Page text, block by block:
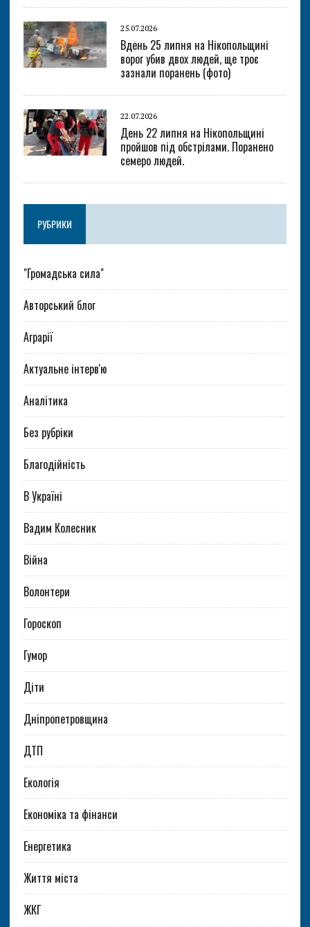
25.07.2026
Вдень 25 липня на Нікопольщині
ворог убив двох людей, ще троє
зазнали поранень (фото)
22.07.2026
День 22 липня на Нікопольщині
пройшов під обстрілами. Поранено
семеро людей.
РУБРИКИ
"Громадська сила"
Авторський блог
Аграрії
Актуальне інтерв'ю
Аналітика
Без рубріки
Благодійність
В Україні
Вадим Колесник
Війна
Волонтери
Гороскоп
Гумор
Діти
Дніпропетровщина
ДТП
Екологія
Економіка та фінанси
Енергетика
Життя міста
ЖКГ